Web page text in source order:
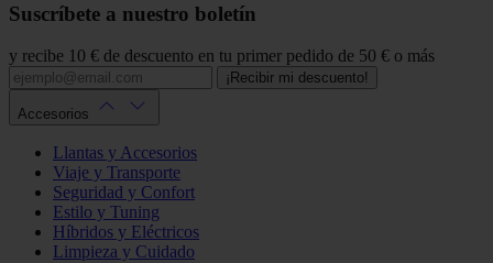
Suscríbete a nuestro boletín
y recibe 10 € de descuento en tu primer pedido de 50 € o más
¡Recibir mi descuento!
Accesorios
Llantas y Accesorios
Viaje y Transporte
Seguridad y Confort
Estilo y Tuning
Híbridos y Eléctricos
Limpieza y Cuidado